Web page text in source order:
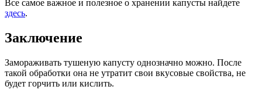
Все самое важное и полезное о хранении капусты найдете
здесь.
Заключение
Замораживать тушеную капусту однозначно можно. После
такой обработки она не утратит свои вкусовые свойства, не
будет горчить или кислить.